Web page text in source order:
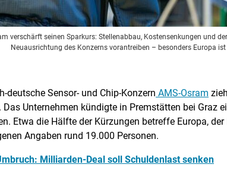
verschärft seinen Sparkurs: Stellenabbau, Kostensenkungen und
Neuausrichtung des Konzerns vorantreiben – besonders Europa
deutsche Sensor- und Chip-Konzern AMS-Osram
Unternehmen kündigte in Premstätten bei Graz
Etwa die Hälfte der Kürzungen betreffe Europa,
Angaben rund 19.000 Personen.
Milliarden-Deal soll Schuldenlast senken